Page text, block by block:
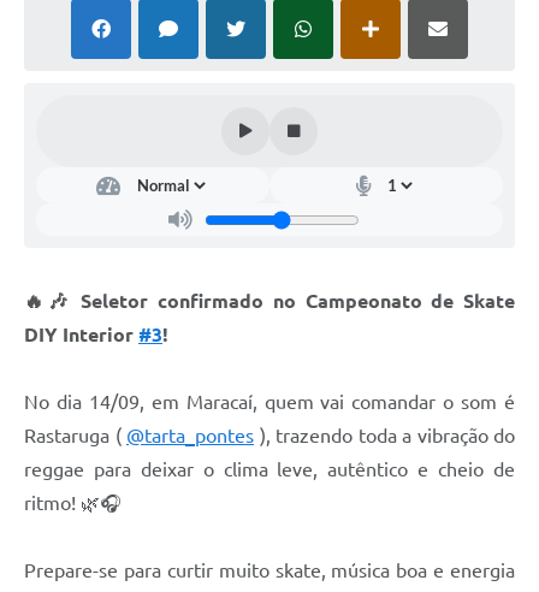
🔥🎶 Seletor confirmado no Campeonato de Skate
DIY Interior #3!
No dia 14/09, em Maracaí, quem vai comandar o som é
Rastaruga ( @tarta_pontes ), trazendo toda a vibração do
reggae para deixar o clima leve, autêntico e cheio de
ritmo! 🌿🎧
Prepare-se para curtir muito skate, música boa e energia